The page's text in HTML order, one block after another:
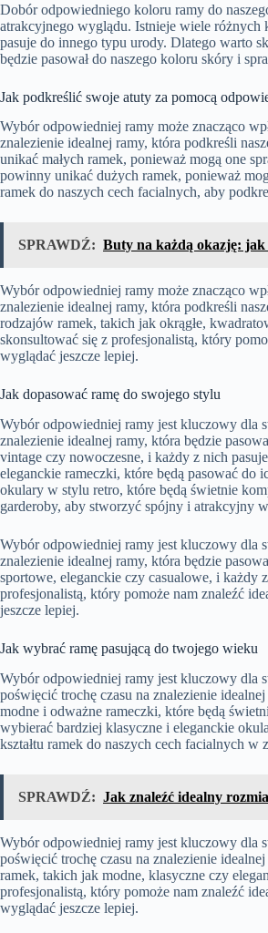
Dobór odpowiedniego koloru ramy do
atrakcyjnego wyglądu. Istnieje wiele
pasuje do innego typu urody. Dlatego warto
będzie pasował do naszego koloru skóry i
Jak podkreślić swoje atuty za pomocą
Wybór odpowiedniej ramy może znacząco
znalezienie idealnej ramy, która podkreśli
unikać małych ramek, ponieważ mogą one
powinny unikać dużych ramek, ponieważ
ramek do naszych cech facialnych, aby
SPRAWDŹ: Buty na każdą okazję:
Wybór odpowiedniej ramy może znacząco
znalezienie idealnej ramy, która podkreśli
rodzajów ramek, takich jak okrągłe,
skonsultować się z profesjonalistą, który
wyglądać jeszcze lepiej.
Jak dopasować ramę do swojego stylu
Wybór odpowiedniej ramy jest kluczowy dla
znalezienie idealnej ramy, która będzie
vintage czy nowoczesne, i każdy z nich
eleganckie rameczki, które będą pasować do
okulary w stylu retro, które będą świetnie
garderoby, aby stworzyć spójny i atrakcyjny
Wybór odpowiedniej ramy jest kluczowy dla
znalezienie idealnej ramy, która będzie
sportowe, eleganckie czy casualowe, i każdy
profesjonalistą, który pomoże nam znaleźć
jeszcze lepiej.
Jak wybrać ramę pasującą do twojego wieku
Wybór odpowiedniej ramy jest kluczowy dla
poświęcić trochę czasu na znalezienie
modne i odważne rameczki, które będą
wybierać bardziej klasyczne i eleganckie
kształtu ramek do naszych cech facialnych
SPRAWDŹ: Jak znaleźć idealny
Wybór odpowiedniej ramy jest kluczowy dla
poświęcić trochę czasu na znalezienie
ramek, takich jak modne, klasyczne czy
profesjonalistą, który pomoże nam znaleźć
wyglądać jeszcze lepiej.